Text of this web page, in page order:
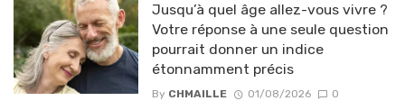
Jusqu’à quel âge allez-vous vivre ?
Votre réponse à une seule question
pourrait donner un indice
étonnamment précis
By CHMAILLE 01/08/2026 0